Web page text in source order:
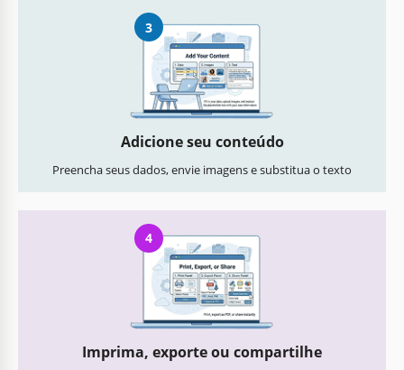
3
Adicione seu conteúdo
Preencha seus dados, envie imagens e substitua o texto
4
Imprima, exporte ou compartilhe